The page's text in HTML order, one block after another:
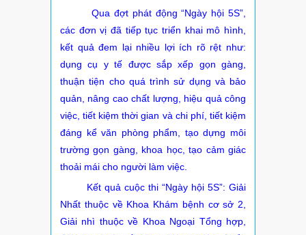
Qua đợt phát động “Ngày hội 5S”,
các đơn vị đã tiếp tục triển khai mô hình,
kết quả đem lại nhiều lợi ích rõ rệt như:
dụng cụ y tế được sắp xếp gọn gàng,
thuận tiện cho quá trình sử dụng và bảo
quản, nâng cao chất lượng, hiệu quả công
việc, tiết kiệm thời gian và chi phí, tiết kiệm
đáng kể văn phòng phẩm, tạo dựng môi
trường gọn gàng, khoa học, tạo cảm giác
thoải mái cho người làm việc.
Kết quả cuộc thi “Ngày hội 5S”: Giải
Nhất thuộc về Khoa Khám bệnh cơ sở 2,
Giải nhì thuộc về Khoa Ngoại Tổng hợp,